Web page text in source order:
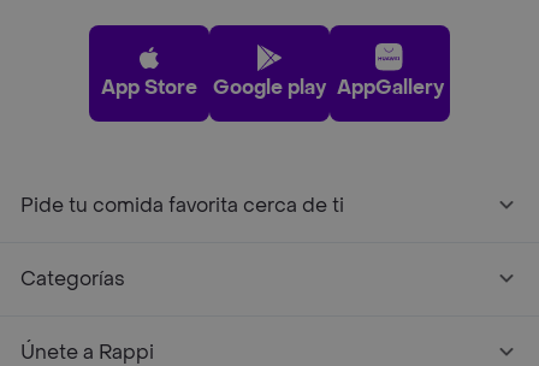
App Store Google play AppGallery
Pide tu comida favorita cerca de ti
Categorías
Únete a Rappi